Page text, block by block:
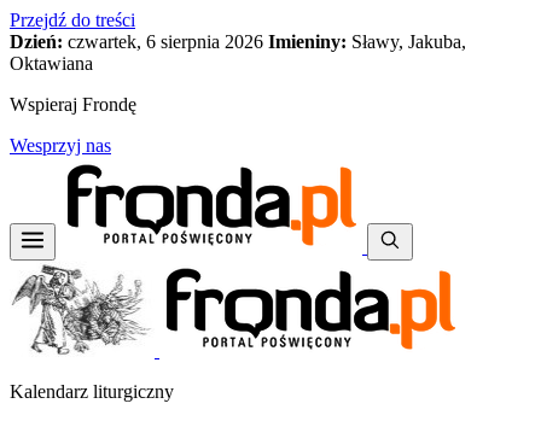
Przejdź do treści
Dzień: czwartek, 6 sierpnia 2026 Imieniny: Sławy, Jakuba,
Oktawiana
Wspieraj Frondę
Wesprzyj nas
Kalendarz liturgiczny